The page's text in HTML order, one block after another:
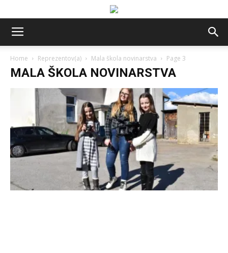
Home Reprezentov(a) Mala škola novinarstva Page 3
MALA ŠKOLA NOVINARSTVA